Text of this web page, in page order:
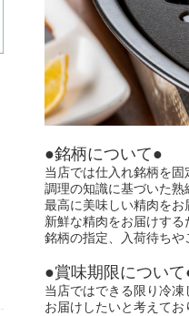
●銘柄について●
当店では仕入れ銘柄を
調理の知識に基づいた熟
最高に美味しい精肉をお
新鮮な精肉をお届けす
銘柄の指定、入荷待ち
●賞味期限について
当店ではできる限り冷
お届けしたいと考えてお